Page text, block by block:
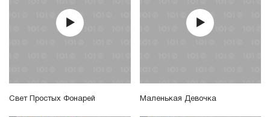
Свет Простых Фонарей Маленькая Девочка